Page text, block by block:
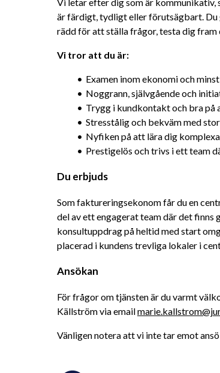
är färdigt, tydligt eller förutsägbart. Du
rädd för att ställa frågor, testa dig fram
Vi tror att du är:
Examen inom ekonomi och
Noggrann, självgående och
Trygg i kundkontakt och bra på
Stresstålig och bekväm med
Nyfiken på att lära dig
Prestigelös och trivs i ett team
Du erbjuds
Som faktureringsekonom får du en
del av ett engagerat team där det
konsultuppdrag på heltid med start
placerad i kundens trevliga lokaler i
Ansökan
För frågor om tjänsten är du varmt
Källström via email
Vänligen notera att vi inte tar emot